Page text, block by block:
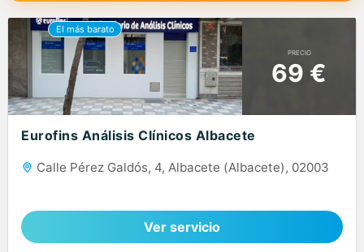
PRECIO
69 €
Eurofins Análisis Clínicos Albacete
Calle Pérez Galdós, 4, Albacete (Albacete), 02003
Ver servicio